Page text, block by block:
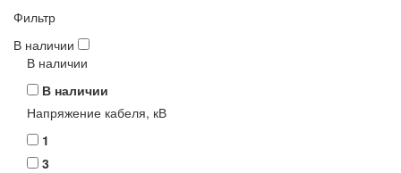
Фильтр
В наличии
В наличии
В наличии
Напряжение кабеля, кВ
1
3